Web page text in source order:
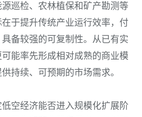
巡检、农林植保和矿产勘测等
于提升传统产业运行效率，付
备较强的可复制性。从已有实
能率先形成相对成熟的商业模
持续、可预期的市场需求。
低空经济能否进入规模化扩展阶